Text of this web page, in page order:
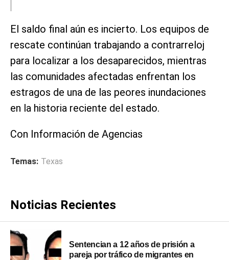
El saldo final aún es incierto. Los equipos de
rescate continúan trabajando a contrarreloj
para localizar a los desaparecidos, mientras
las comunidades afectadas enfrentan los
estragos de una de las peores inundaciones
en la historia reciente del estado.
Con Información de Agencias
Temas: Texas
Noticias Recientes
Sentencian a 12 años de prisión a
pareja por tráfico de migrantes en